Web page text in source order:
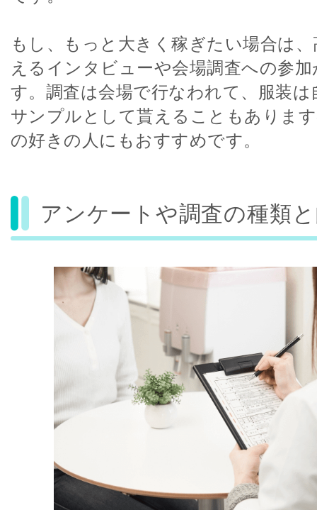
もし、もっと大きく稼ぎたい場合は
えるインタビューや会場調査への参
す。調査は会場で行なわれて、服装は
サンプルとして貰えることもありま
の好きの人にもおすすめです。
アンケートや調査の種類